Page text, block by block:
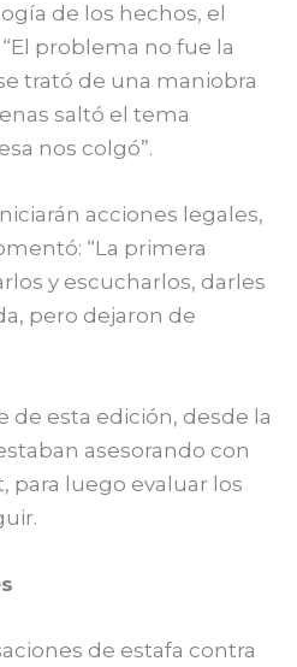
de los hechos, el
problema no fue la
trató de una maniobra
saltó el tema
nos colgó”.
acciones legales,
“La primera
y escucharlos, darles
pero dejaron de
de esta edición, desde la
asesorando con
para luego evaluar los
de estafa contra